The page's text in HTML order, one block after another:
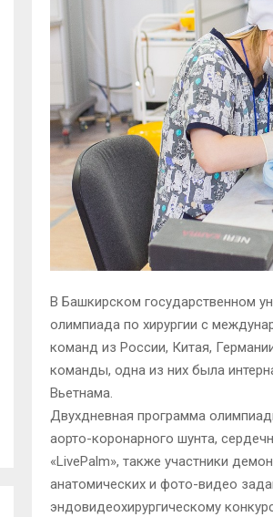
В Башкирском государственном
олимпиада по хирургии с
команд из России, Китая,
команды, одна из них была
Вьетнама.
Двухдневная программа
аорто-коронарного шунта,
«LivePalm», также участники
анатомических и фото-видео
эндовидеохирургическому